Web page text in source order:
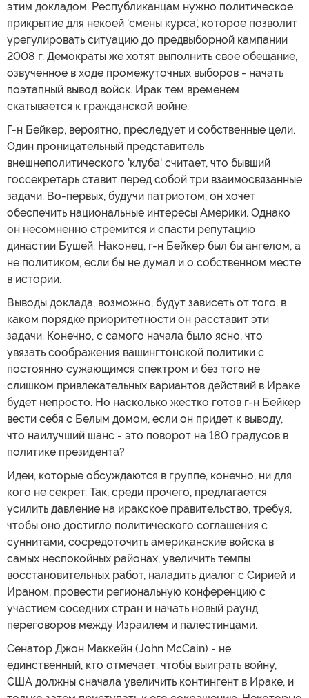
этим докладом. Республиканцам нужно политическое
прикрытие для некоей 'смены курса', которое позволит
урегулировать ситуацию до предвыборной кампании
2008 г. Демократы же хотят выполнить свое обещание,
озвученное в ходе промежуточных выборов - начать
поэтапный вывод войск. Ирак тем временем
скатывается к гражданской войне.
Г-н Бейкер, вероятно, преследует и собственные цели.
Один проницательный представитель
внешнеполитического 'клуба' считает, что бывший
госсекретарь ставит перед собой три взаимосвязанные
задачи. Во-первых, будучи патриотом, он хочет
обеспечить национальные интересы Америки. Однако
он несомненно стремится и спасти репутацию
династии Бушей. Наконец, г-н Бейкер был бы ангелом, а
не политиком, если бы не думал и о собственном месте
в истории.
Выводы доклада, возможно, будут зависеть от того, в
каком порядке приоритетности он расставит эти
задачи. Конечно, с самого начала было ясно, что
увязать соображения вашингтонской политики с
постоянно сужающимся спектром и без того не
слишком привлекательных вариантов действий в Ираке
будет непросто. Но насколько жестко готов г-н Бейкер
вести себя с Белым домом, если он придет к выводу,
что наилучший шанс - это поворот на 180 градусов в
политике президента?
Идеи, которые обсуждаются в группе, конечно, ни для
кого не секрет. Так, среди прочего, предлагается
усилить давление на иракское правительство, требуя,
чтобы оно достигло политического соглашения с
суннитами, сосредоточить американские войска в
самых неспокойных районах, увеличить темпы
восстановительных работ, наладить диалог с Сирией и
Ираном, провести региональную конференцию с
участием соседних стран и начать новый раунд
переговоров между Израилем и палестинцами.
Сенатор Джон Маккейн (John McCain) - не
единственный, кто отмечает: чтобы выиграть войну,
США должны сначала увеличить контингент в Ираке, и